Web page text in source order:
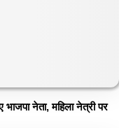
नेता, महिला नेत्री पर